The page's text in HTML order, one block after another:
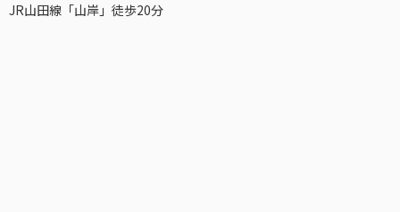
JR山田線「山岸」徒歩20分